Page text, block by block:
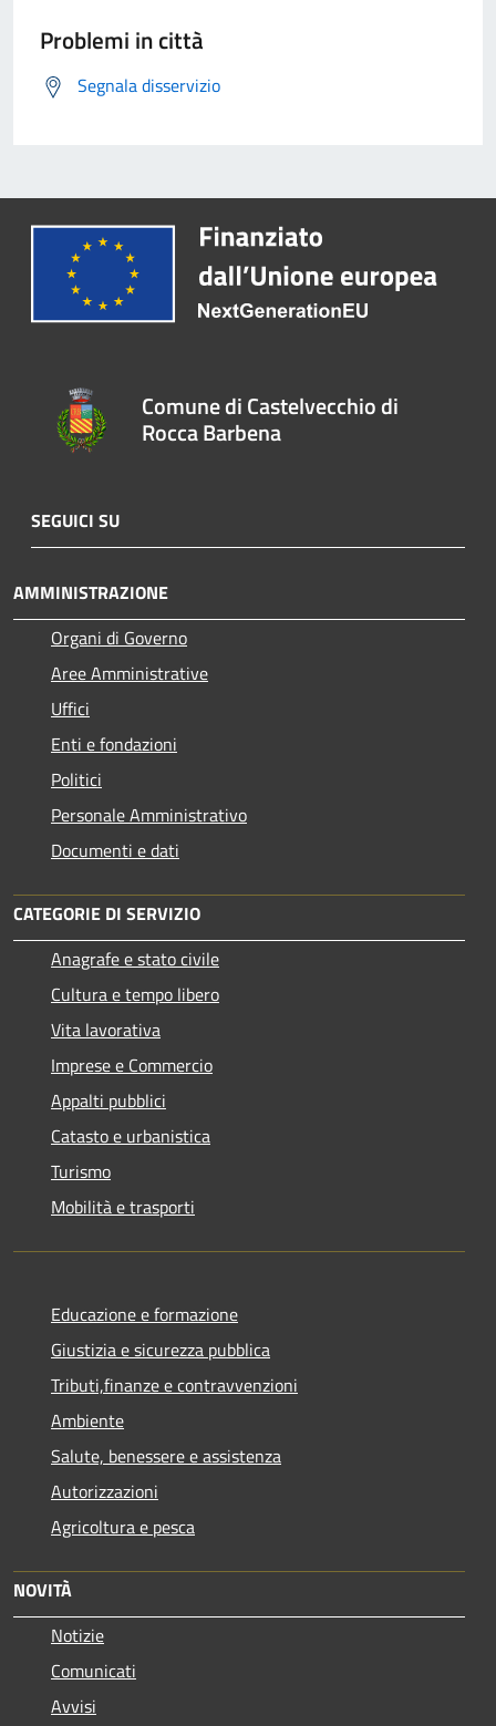
Problemi in città
Segnala disservizio
Comune di Castelvecchio di
Rocca Barbena
SEGUICI SU
AMMINISTRAZIONE
Organi di Governo
Aree Amministrative
Uffici
Enti e fondazioni
Politici
Personale Amministrativo
Documenti e dati
CATEGORIE DI SERVIZIO
Anagrafe e stato civile
Cultura e tempo libero
Vita lavorativa
Imprese e Commercio
Appalti pubblici
Catasto e urbanistica
Turismo
Mobilità e trasporti
Educazione e formazione
Giustizia e sicurezza pubblica
Tributi,finanze e contravvenzioni
Ambiente
Salute, benessere e assistenza
Autorizzazioni
Agricoltura e pesca
NOVITÀ
Notizie
Comunicati
Avvisi